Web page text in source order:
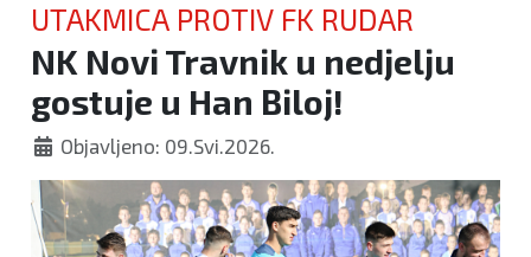
Sport
Kultura
Crna
kronika
UTAKMICA PROTIV FK RUDAR
NK Novi Travnik u nedjelju
gostuje u Han Biloj!
Objavljeno: 09.Svi.2026.